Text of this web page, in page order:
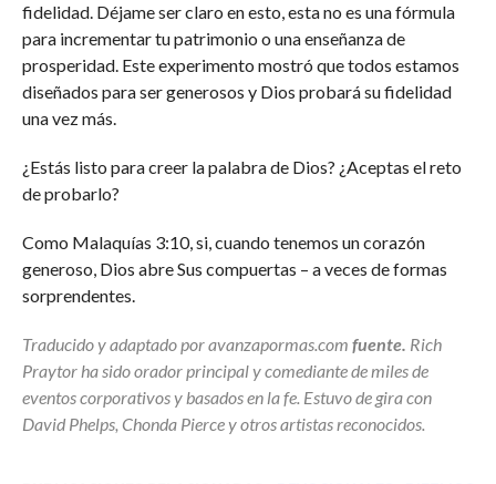
fidelidad. Déjame ser claro en esto, esta no es una fórmula
para incrementar tu patrimonio o una enseñanza de
prosperidad. Este experimento mostró que todos estamos
diseñados para ser generosos y Dios probará su fidelidad
una vez más.
¿Estás listo para creer la palabra de Dios? ¿Aceptas el reto
de probarlo?
Como Malaquías 3:10, si, cuando tenemos un corazón
generoso, Dios abre Sus compuertas – a veces de formas
sorprendentes.
Traducido y adaptado por avanzapormas.com fuente. Rich
Praytor ha sido orador principal y comediante de miles de
eventos corporativos y basados ​​en la fe. Estuvo de gira con
David Phelps, Chonda Pierce y otros artistas reconocidos.